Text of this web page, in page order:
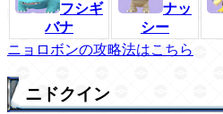
フシギ
バナ
ナッ
シー
ニョロボンの攻略法はこちら
ニドクイン